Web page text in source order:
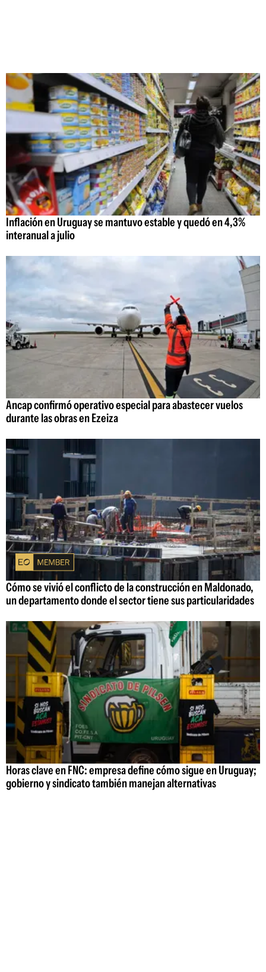
Inflación en Uruguay se mantuvo estable y quedó en 4,3%
interanual a julio
Ancap confirmó operativo especial para abastecer vuelos
durante las obras en Ezeiza
Cómo se vivió el conflicto de la construcción en Maldonado,
un departamento donde el sector tiene sus particularidades
Horas clave en FNC: empresa define cómo sigue en Uruguay;
gobierno y sindicato también manejan alternativas